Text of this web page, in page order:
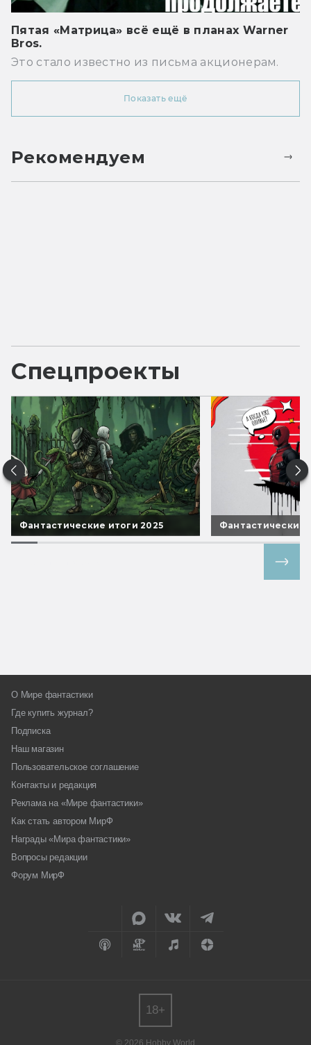
Пятая «Матрица» всё ещё в планах Warner
Bros.
Это стало известно из письма акционерам.
Показать ещё
Рекомендуем
Спецпроекты
Фантастические итоги 2025 Фантастические
О Мире фантастики
Где купить журнал?
Подписка
Наш магазин
Пользовательское соглашение
Контакты и редакция
Реклама на «Мире фантастики»
Как стать автором МирФ
Награды «Мира фантастики»
Вопросы редакции
Форум МирФ
18+